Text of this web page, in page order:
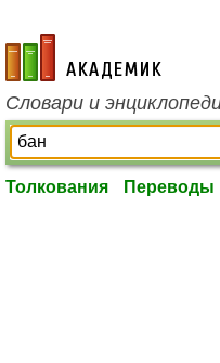
academic.ru
Словари и
Толкования Переводы